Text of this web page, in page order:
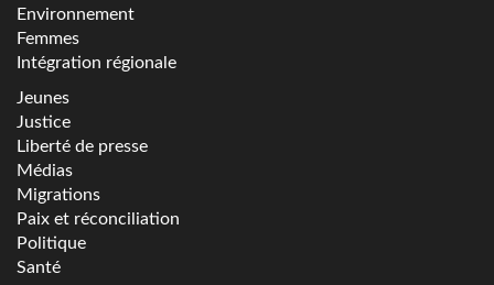
Environnement
Femmes
Intégration régionale
Jeunes
Justice
Liberté de presse
Médias
Migrations
Paix et réconciliation
Politique
Santé